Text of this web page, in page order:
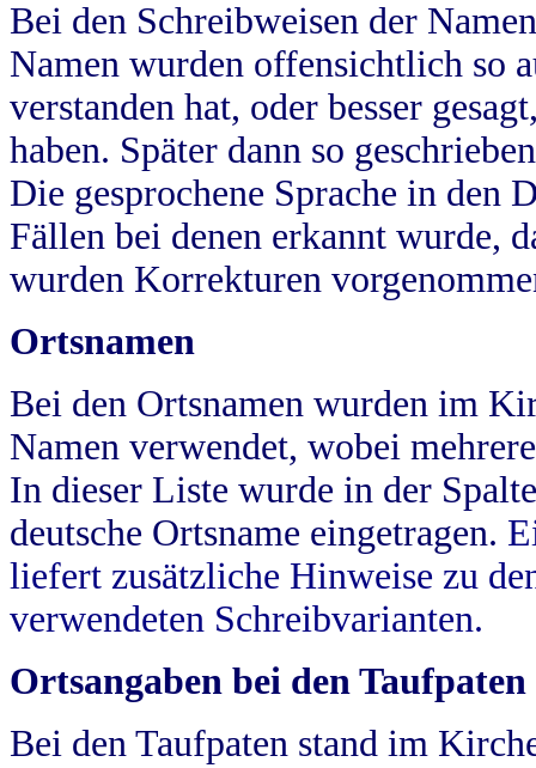
Bei den Schreibweisen der
Namen wurden offensichtlich so
verstanden hat, oder besser
haben. Später dann so
Die gesprochene Sprache in
Fällen bei denen erkannt wurde,
wurden Korrekturen
Ortsnamen
Bei den Ortsnamen wurden im
Namen verwendet, wobei
In dieser Liste wurde in der
deutsche Ortsname eingetragen.
liefert zusätzliche Hinweise zu
verwendeten Schreibvarianten.
Ortsangaben bei den Taufpaten
Bei den Taufpaten stand im